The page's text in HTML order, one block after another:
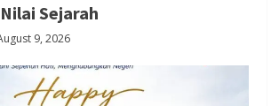
Sejarah
9, 2026